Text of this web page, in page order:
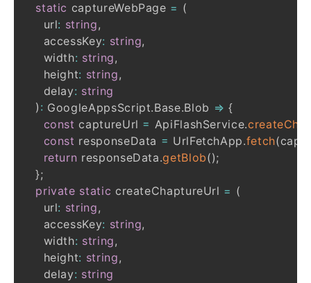
static captureWebPage = (
    url
: string,
    accessKey
: string,
    width
: string,
    height
: string,
    delay
: string
) : GoogleAppsScript.Base.Blob => {
const captureUrl = ApiFlashService.
const responseData = UrlFetchApp.fetch(
return responseData.getBlob();
};
private static createChaptureUrl = (
    url
: string,
    accessKey
: string,
    width
: string,
    height
: string,
    delay
: string